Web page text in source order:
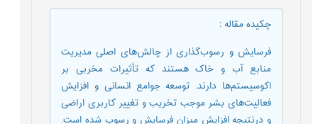
چکیده مقاله:
فرسایش و رسوب‌گذاری از چالش‌های اصلی مدیریت
منابع آب و خاک هستند که تأثیرات مخربی بر
اکوسیستم‌ها دارند. توسعه جوامع انسانی و افزایش
فعالیت‌های بشر موجب تخریب و تغییر کاربری اراضی
و درنتیجه افزایش میزان فرسایش و رسوب شده است.